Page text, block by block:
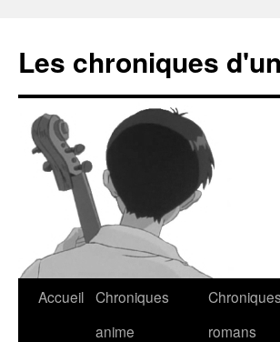
Les chroniques
Accueil Chroniques
anime
romans